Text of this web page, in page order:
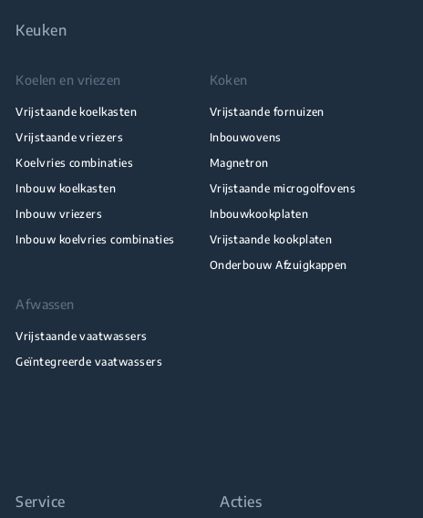
Keuken
Koelen en vriezen
Vrijstaande koelkasten
Vrijstaande vriezers
Koelvries combinaties
Inbouw koelkasten
Inbouw vriezers
Inbouw koelvries combinaties
Koken
Vrijstaande fornuizen
Inbouwovens
Magnetron
Vrijstaande microgolfovens
Inbouwkookplaten
Vrijstaande kookplaten
Onderbouw Afzuigkappen
Afwassen
Vrijstaande vaatwassers
Geïntegreerde vaatwassers
Service Acties